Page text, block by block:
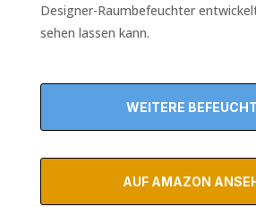
Designer-Raumbefeuchter
sehen lassen kann.
WEITERE
AUF AMAZON